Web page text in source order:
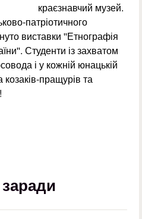
краєзнавчий музей.
патріотичного
виставки ''Етнографія
Студенти із захватом
і у кожній юнацькій
козаків-пращурів та